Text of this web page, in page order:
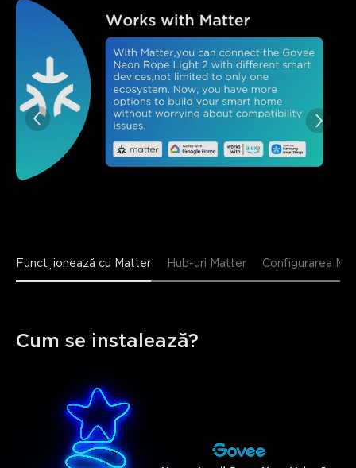
Funcționează cu Matter Hub-uri Matter Configurarea
Cum se instalează?